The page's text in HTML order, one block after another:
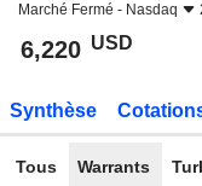
Marché Fermé - Nasdaq
6,220 USD
Synthèse
Tous Warrants